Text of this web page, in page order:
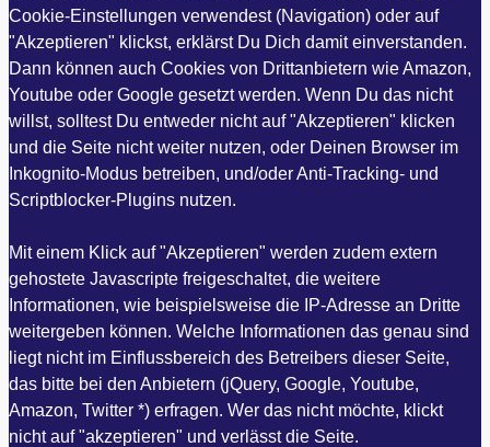
Cookie-Einstellungen verwendest (Navigation) oder auf
"Akzeptieren" klickst, erklärst Du Dich damit einverstanden.
Dann können auch Cookies von Drittanbietern wie Amazon,
Youtube oder Google gesetzt werden. Wenn Du das nicht
willst, solltest Du entweder nicht auf "Akzeptieren" klicken
und die Seite nicht weiter nutzen, oder Deinen Browser im
Inkognito-Modus betreiben, und/oder Anti-Tracking- und
Scriptblocker-Plugins nutzen.
Mit einem Klick auf "Akzeptieren" werden zudem extern
gehostete Javascripte freigeschaltet, die weitere
Informationen, wie beispielsweise die IP-Adresse an Dritte
weitergeben können. Welche Informationen das genau sind
liegt nicht im Einflussbereich des Betreibers dieser Seite,
das bitte bei den Anbietern (jQuery, Google, Youtube,
Amazon, Twitter *) erfragen. Wer das nicht möchte, klickt
nicht auf "akzeptieren" und verlässt die Seite.